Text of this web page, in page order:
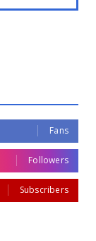
Fans
Followers
Subscribers